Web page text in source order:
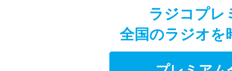
ラジコプレ
全国のラジオを